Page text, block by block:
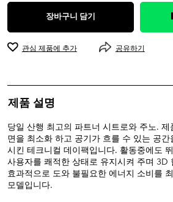
상
평
장바구니 담기
관심 제품에 추가 공유하기
제품 설명
당일 산행 최고의 파트너 시트로와 주노.
면을 최소화 하고 공기가 흐를 수 있는 공
시킨 테크니컬 데이팩입니다. 활동중에도
사용자를 쾌적한 상태로 유지시켜 주며 3D
효과적으로 도와 불필요한 에너지 소비를
모델입니다.